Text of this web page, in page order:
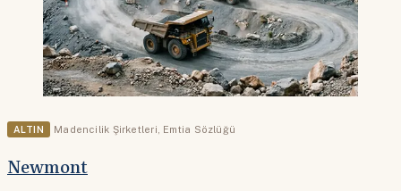
ALTIN Madencilik Şirketleri Emtia Sözlüğü
Newmont